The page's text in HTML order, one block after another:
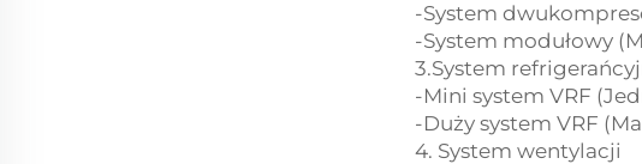
-System
-System modułowy
3.System
-Mini system VRF
-Duży system VRF
4. System wentylacji